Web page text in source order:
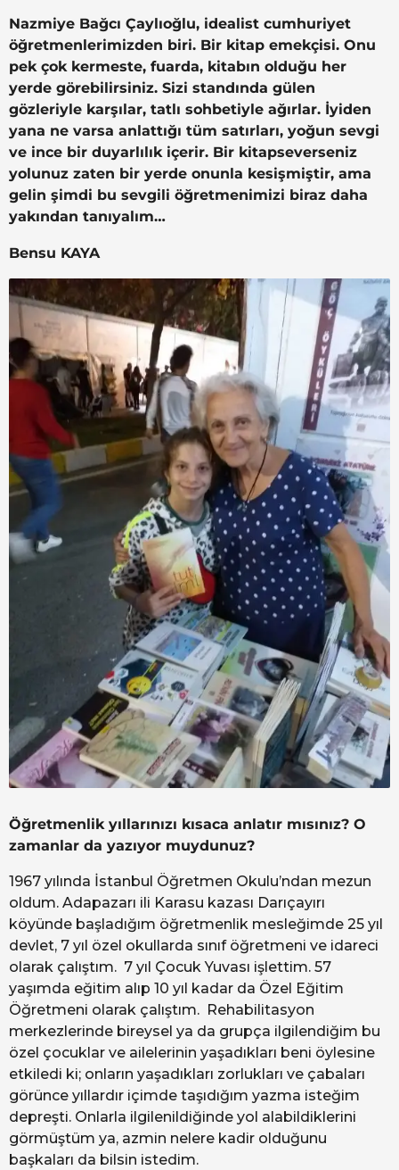
Nazmiye Bağcı Çaylıoğlu, idealist cumhuriyet
öğretmenlerimizden biri. Bir kitap emekçisi. Onu
pek çok kermeste, fuarda, kitabın olduğu her
yerde görebilirsiniz. Sizi standında gülen
gözleriyle karşılar, tatlı sohbetiyle ağırlar. İyiden
yana ne varsa anlattığı tüm satırları, yoğun sevgi
ve ince bir duyarlılık içerir. Bir kitapseverseniz
yolunuz zaten bir yerde onunla kesişmiştir, ama
gelin şimdi bu sevgili öğretmenimizi biraz daha
yakından tanıyalım…
Bensu KAYA
Öğretmenlik yıllarınızı kısaca anlatır mısınız? O
zamanlar da yazıyor muydunuz?
1967 yılında İstanbul Öğretmen Okulu’ndan mezun
oldum. Adapazarı ili Karasu kazası Darıçayırı
köyünde başladığım öğretmenlik mesleğimde 25 yıl
devlet, 7 yıl özel okullarda sınıf öğretmeni ve idareci
olarak çalıştım. 7 yıl Çocuk Yuvası işlettim. 57
yaşımda eğitim alıp 10 yıl kadar da Özel Eğitim
Öğretmeni olarak çalıştım. Rehabilitasyon
merkezlerinde bireysel ya da grupça ilgilendiğim bu
özel çocuklar ve ailelerinin yaşadıkları beni öylesine
etkiledi ki; onların yaşadıkları zorlukları ve çabaları
görünce yıllardır içimde taşıdığım yazma isteğim
depreşti. Onlarla ilgilenildiğinde yol alabildiklerini
görmüştüm ya, azmin nelere kadir olduğunu
başkaları da bilsin istedim.